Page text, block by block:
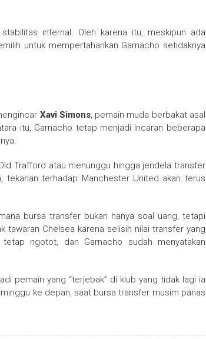
internal. Oleh karena itu, meskipun ada
untuk mempertahankan Garnacho setidaknya
Xavi Simons, pemain muda berbakat asal
itu, Garnacho tetap menjadi incaran beberapa
Trafford atau menunggu hingga jendela transfer
tekanan terhadap Manchester United akan terus
bursa transfer bukan hanya soal uang, tetapi
Chelsea karena selisih nilai transfer yang
ngotot, dan Garnacho sudah menyatakan
pemain yang “terjebak” di klub yang tidak lagi ia
ke depan, saat bursa transfer musim panas